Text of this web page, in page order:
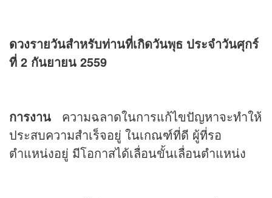
ดวงรายวันสำหรับท่านที่เกิดวันพุธ ประจำวันศุกร์
ที่ 2 กันยายน 2559
การงาน
ความฉลาดในการแก้ไขปัญหาจะทำให้
ประสบความสำเร็จอยู่ ในเกณฑ์ที่ดี ผู้ที่รอ
ตำแหน่งอยู่ มีโอกาสได้เลื่อนขั้นเลื่อนตำแหน่ง